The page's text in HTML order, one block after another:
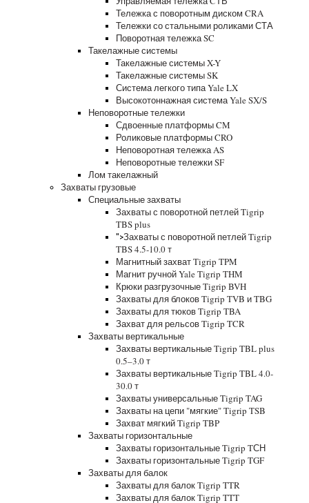
Тележка с поворотным диском CRA
Тележки со стальными роликами СТА
Поворотная тележка SC
Такелажные системы
Такелажные системы X-Y
Такелажные системы SK
Система легкого типа Yale LX
Высокотоннажная система Yale SX/S
Неповоротные тележки
Сдвоенные платформы CM
Роликовые платформы CRO
Неповоротная тележка AS
Неповоротные тележки SF
Лом такелажный
Захваты грузовые
Специальные захваты
Захваты с поворотной петлей Tigrip
TBS plus
">Захваты с поворотной петлей Tigrip
TBS 4.5-10.0 т
Магнитный захват Tigrip TPM
Магнит ручной Yale Tigrip THM
Крюки разгрузочные Tigrip BVH
Захваты для блоков Tigrip TVB и TBG
Захваты для тюков Tigrip TBA
Захват для рельсов Tigrip TCR
Захваты вертикальные
Захваты вертикальные Tigrip TBL plus
0.5–3.0 т
Захваты вертикальные Tigrip TBL 4.0-
30.0 т
Захваты универсальные Tigrip TAG
Захваты на цепи "мягкие" Tigrip TSB
Захват мягкий Tigrip TBP
Захваты горизонтальные
Захваты горизонтальные Tigrip TСН
Захваты горизонтальные Tigrip TGF
Захваты для балок
Захваты для балок Tigrip TTR
Захваты для балок Tigrip TTT